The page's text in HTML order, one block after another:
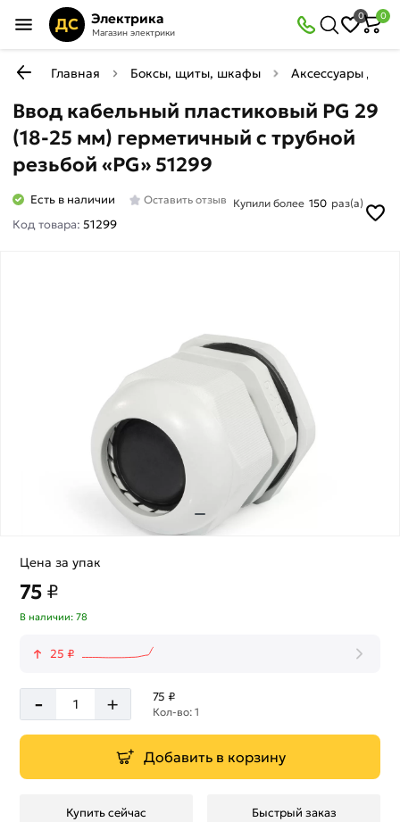
ДС Электрика
Магазин электрики
0 0
Главная Боксы, щиты, шкафы Аксессуары для
Ввод кабельный пластиковый PG 29
(18-25 мм) герметичный с трубной
резьбой «PG» 51299
Есть в наличии Оставить отзыв Купили более 150 раз(а)
Код товара:51299
Цена за упак
75 ₽
В наличии: 78
25 ₽
- + 75 ₽
Кол-во: 1
Добавить в корзину
Купить сейчас Быстрый заказ